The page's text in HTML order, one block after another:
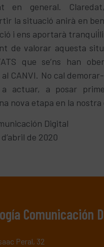
en general.
la situació anirà en
i ens aportarà
de valorar aquesta
que se’ns han
CANVI. No cal
actuar, a posar
nova etapa en la nostra
Digital
de 2020
Comunicación
Peral, 32